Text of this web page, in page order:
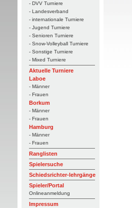
- DVV Turniere
- Landesverband
- internationale Turniere
- Jugend Turniere
- Senioren Turniere
- Snow-Volleyball Turniere
- Sonstige Turniere
- Mixed Turniere
Aktuelle Turniere
Laboe
- Männer
- Frauen
Borkum
- Männer
- Frauen
Hamburg
- Männer
- Frauen
Ranglisten
Spielersuche
Schiedsrichter-lehrgänge
Spieler/Portal
Onlineanmeldung
Impressum